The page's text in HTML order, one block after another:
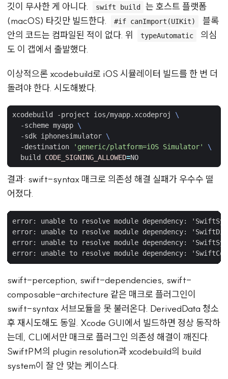
깃이 무사한 게 아니다.
swift build
는 호스트 플랫폼
(macOS) 타깃만 빌드한다.
#if canImport(UIKit)
블록
안의 코드는 컴파일된 적이 없다. 위
typeAutomatic
의심
도 이 갭에서 출발했다.
이상적으론 xcodebuild로 iOS 시뮬레이터 빌드를 한 번 더
돌려야 한다. 시도해봤다.
xcodebuild -project ios/myapp.xcodeproj
  -scheme myapp
  -sdk iphonesimulator
  -destination
'generic/platform=iOS Simulator'
  build
CODE_SIGNING_ALLOWED=
결과: swift-syntax 매크로 의존성 해결 실패가 우수수 떨
어졌다.
error: unable to resolve module dependency:
error: unable to resolve module dependency:
error: unable to resolve module dependency:
swift-perception, swift-dependencies, swift-
composable-architecture 같은 매크로 플러그인이
swift-syntax 서브모듈을 못 불러온다. DerivedData 청소
후 재시도해도 동일. Xcode GUI에서 빌드하면 정상 동작하
는데, CLI에서만 매크로 플러그인 의존성 해결이 깨진다.
SwiftPM의 plugin resolution과 xcodebuild의 build
system이 잘 안 맞는 케이스다.